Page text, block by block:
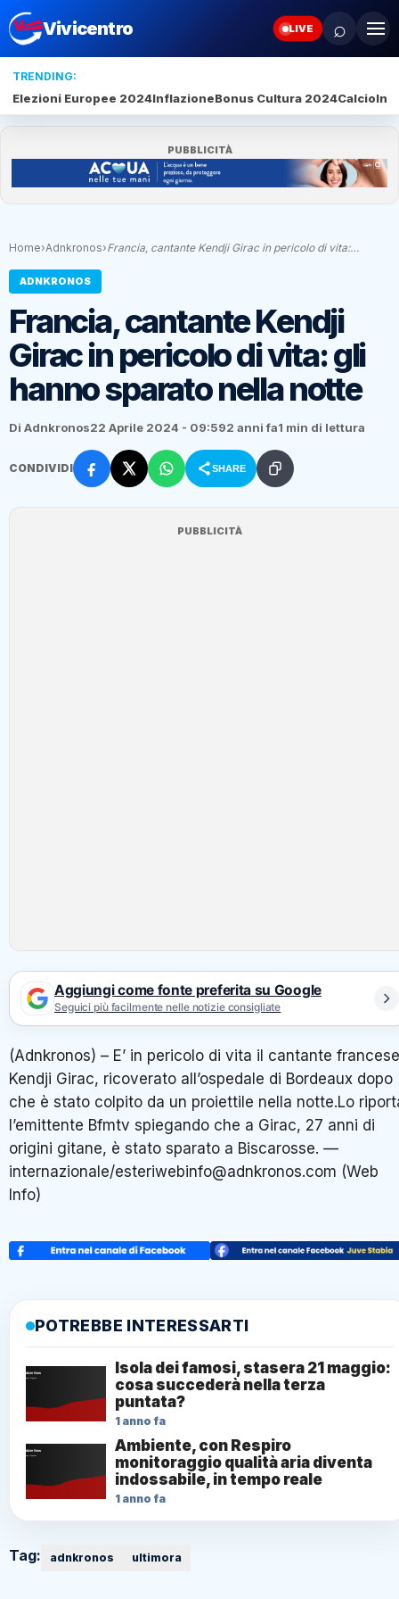
Vivicentro LIVE ⌕
TRENDING:
Elezioni Europee 2024InflazioneBonus Cultura 2024Calcio
PUBBLICITÀ
Home›Adnkronos›Francia, cantante Kendji Girac in pericolo di vita:…
ADNKRONOS
Francia, cantante Kendji
Girac in pericolo di vita: gli
hanno sparato nella notte
Di Adnkronos22 Aprile 2024 - 09:592 anni fa1 min di lettura
CONDIVIDI SHARE
PUBBLICITÀ
Aggiungi come fonte preferita su Google
Seguici più facilmente nelle notizie consigliate
(Adnkronos) – E’ in pericolo di vita il cantante francese
Kendji Girac, ricoverato all’ospedale di Bordeaux dopo
che è stato colpito da un proiettile nella notte.Lo
l’emittente Bfmtv spiegando che a Girac, 27 anni di
origini gitane, è stato sparato a Biscarosse. —
internazionale/esteriwebinfo@adnkronos.com (Web
Info)
POTREBBE INTERESSARTI
Isola dei famosi, stasera 21 maggio:
cosa succederà nella terza
puntata?
1 anno fa
Ambiente, con Respiro
monitoraggio qualità aria diventa
indossabile, in tempo reale
1 anno fa
Tag: adnkronos ultimora